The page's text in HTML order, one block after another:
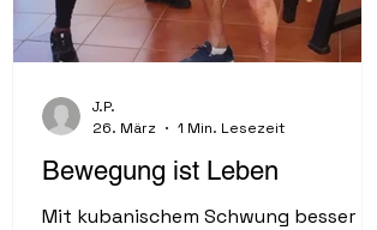
Bewegung ist Leben
Mit kubanischem Schwung besser
J.P.
26. März
1 Min. Lesezeit